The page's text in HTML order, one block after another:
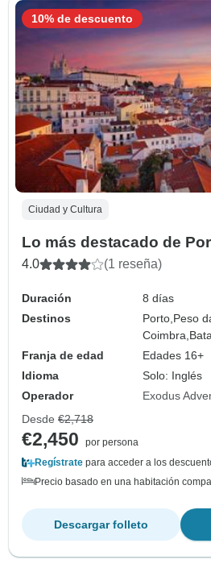
Ciudad y Cultura
Lo más destacado de
4.0 (1 reseña)
Duración
8 días
Destinos
Porto,Peso
Coimbra,
Franja de edad
Edades 16+
Idioma
Solo: Inglés
Operador
Exodus
10% de descuento
Desde €2,718
€2,450
por persona
Regístrate para acceder a los
Precio basado en una habitación
Descargar folleto